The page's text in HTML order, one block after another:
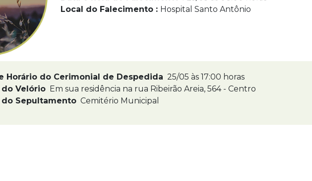
Local do Falecimento : Hospital Santo Antônio
Horário do Cerimonial de Despedida 25/05 às 17:00 horas
do Velório Em sua residência na rua Ribeirão Areia, 564 - Centro
do Sepultamento Cemitério Municipal